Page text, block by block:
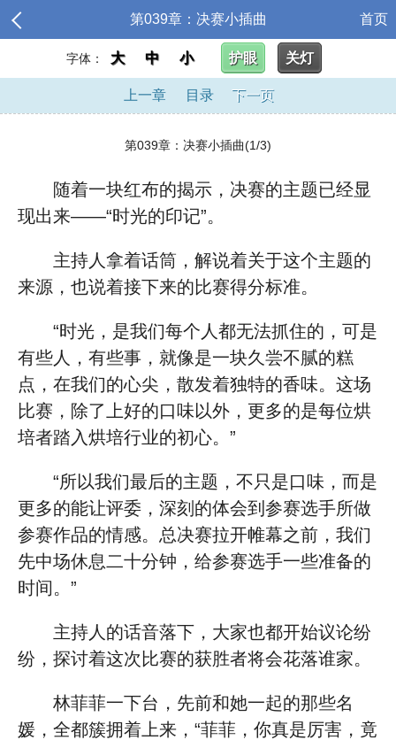
第039章：决赛小插曲 首页
字体： 大 中 小 护眼 关灯
上一章 目录 下一页
第039章：决赛小插曲(1/3)
随着一块红布的揭示，决赛的主题已经显
现出来——“时光的印记”。
主持人拿着话筒，解说着关于这个主题的
来源，也说着接下来的比赛得分标准。
“时光，是我们每个人都无法抓住的，可是
有些人，有些事，就像是一块久尝不腻的糕
点，在我们的心尖，散发着独特的香味。这场
比赛，除了上好的口味以外，更多的是每位烘
培者踏入烘培行业的初心。”
“所以我们最后的主题，不只是口味，而是
更多的能让评委，深刻的体会到参赛选手所做
参赛作品的情感。总决赛拉开帷幕之前，我们
先中场休息二十分钟，给参赛选手一些准备的
时间。”
主持人的话音落下，大家也都开始议论纷
纷，探讨着这次比赛的获胜者将会花落谁家。
林菲菲一下台，先前和她一起的那些名
媛，全都簇拥着上来，“菲菲，你真是厉害，竟